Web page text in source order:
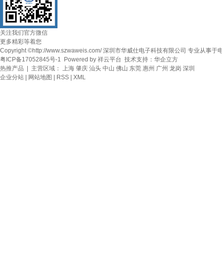
关注我们官方微信
更多精彩等着您
Copyright ©http://www.szwaweis.com/ 深圳市华威仕电子科技有限公司 专业从事于
粤ICP备17052845号-1 Powered by 祥云平台 技术支持： 华企立方
热推产品 | 主营区域： 上海 肇庆 汕头 中山 佛山 东莞 惠州 广州 龙岗 深圳
企业分站
网站地图 RSS XML